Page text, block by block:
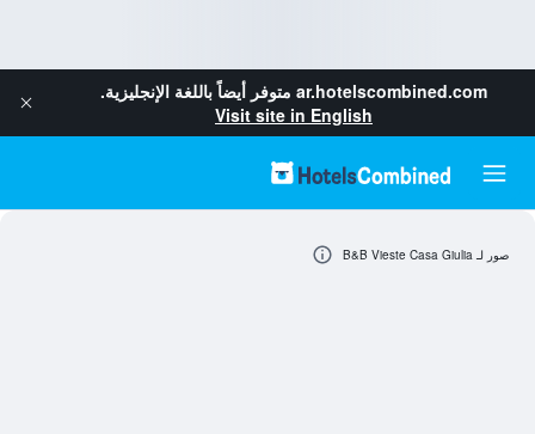
ar.hotelscombined.com متوفر أيضاً باللغة الإنجليزية.
Visit site in English
صور لـ B&B Vieste Casa Giulia